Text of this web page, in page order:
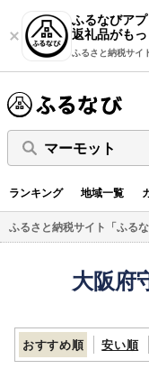
ふるなびア
返礼品がも
ふるさと納税サイ
マーモット
ランキング 地域一覧
ふるさと納税サイト「ふるな
大阪府
おすすめ順 安い順